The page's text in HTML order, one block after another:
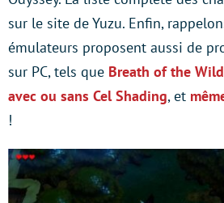
sur le site de Yuzu. Enfin,
émulateurs proposent aussi de
sur PC, tels que Breath of the
avec ou sans Cel Shading, et
!